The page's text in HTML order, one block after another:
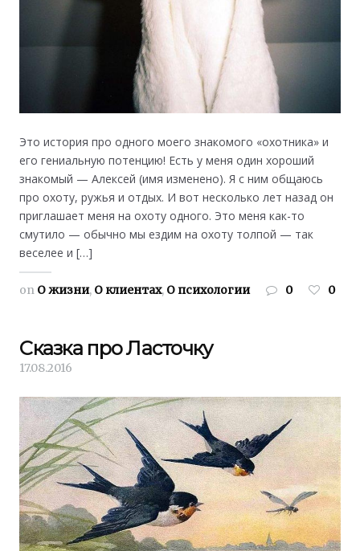
Это история про одного моего знакомого «охотника» и
его гениальную потенцию! Есть у меня один хороший
знакомый — Алексей (имя изменено). Я с ним общаюсь
про охоту, ружья и отдых. И вот несколько лет назад он
приглашает меня на охоту одного. Это меня как-то
смутило — обычно мы ездим на охоту толпой — так
веселее и […]
on О жизни, О клиентах, О психологии 0 0
Сказка про Ласточку
17.08.2016